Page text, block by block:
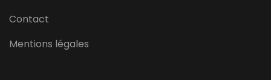
Contact
Mentions légales